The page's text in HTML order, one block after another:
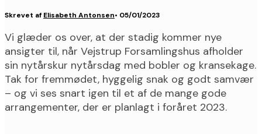
Skrevet af Elisabeth Antonsen• 05/01/2023
Vi glæder os over, at der stadig kommer nye
ansigter til, når Vejstrup Forsamlingshus afholder
sin nytårskur nytårsdag med bobler og kransekage.
Tak for fremmødet, hyggelig snak og godt samvær
– og vi ses snart igen til et af de mange gode
arrangementer, der er planlagt i foråret 2023.